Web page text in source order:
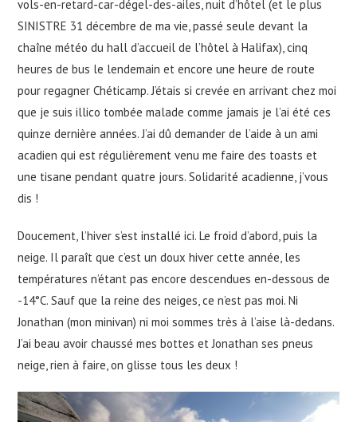
vols-en-retard-car-dégel-des-ailes, nuit d’hôtel (et le plus
SINISTRE 31 décembre de ma vie, passé seule devant la
chaîne météo du hall d’accueil de l’hôtel à Halifax), cinq
heures de bus le lendemain et encore une heure de route
pour regagner Chéticamp. J’étais si crevée en arrivant chez moi
que je suis illico tombée malade comme jamais je l’ai été ces
quinze dernière années. J’ai dû demander de l’aide à un ami
acadien qui est régulièrement venu me faire des toasts et
une tisane pendant quatre jours. Solidarité acadienne, j’vous
dis !
Doucement, l’hiver s’est installé ici. Le froid d’abord, puis la
neige. Il paraît que c’est un doux hiver cette année, les
températures n’étant pas encore descendues en-dessous de
-14°C. Sauf que la reine des neiges, ce n’est pas moi. Ni
Jonathan (mon minivan) ni moi sommes très à l’aise là-dedans.
J’ai beau avoir chaussé mes bottes et Jonathan ses pneus
neige, rien à faire, on glisse tous les deux !